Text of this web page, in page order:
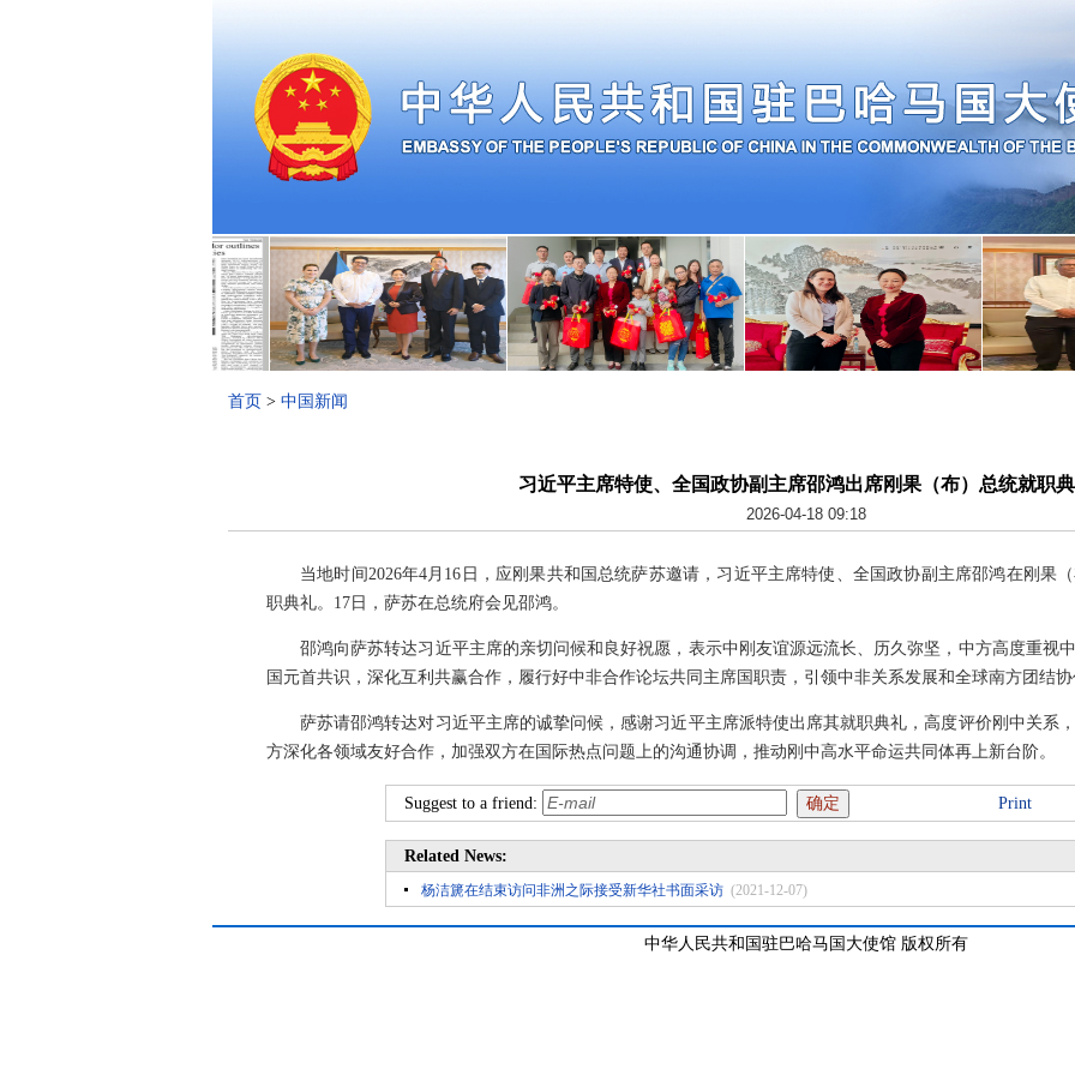
首页 > 中国新闻
习近平主席特使、全国政协副主席邵鸿出席刚果（布）总统就职
2026-04-18 09:18
当地时间2026年4月16日，应刚果共和国总统萨苏邀请，习近平主席特使、全国政协副主席邵鸿在刚果
职典礼。17日，萨苏在总统府会见邵鸿。
邵鸿向萨苏转达习近平主席的亲切问候和良好祝愿，表示中刚友谊源远流长、历久弥坚，中方高度重视
国元首共识，深化互利共赢合作，履行好中非合作论坛共同主席国职责，引领中非关系发展和全球南方团结
萨苏请邵鸿转达对习近平主席的诚挚问候，感谢习近平主席派特使出席其就职典礼，高度评价刚中关系
方深化各领域友好合作，加强双方在国际热点问题上的沟通协调，推动刚中高水平命运共同体再上新台阶。
Suggest to a friend: Print
Related News:
杨洁篪在结束访问非洲之际接受新华社书面采访 (2021-12-07)
中华人民共和国驻巴哈马国大使馆 版权所有